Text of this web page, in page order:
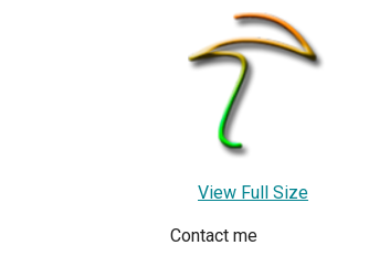
View Full Size
Contact me